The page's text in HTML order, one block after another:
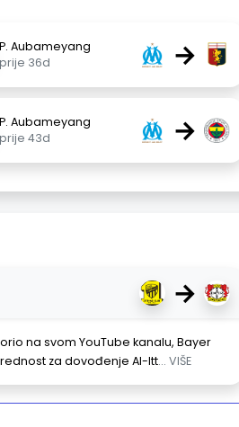
P. Aubameyang
prije 36d
→
P. Aubameyang
prije 43d
→
→
na svom YouTube kanalu, Bayer
za dovođenje Al-Itt... VIŠE